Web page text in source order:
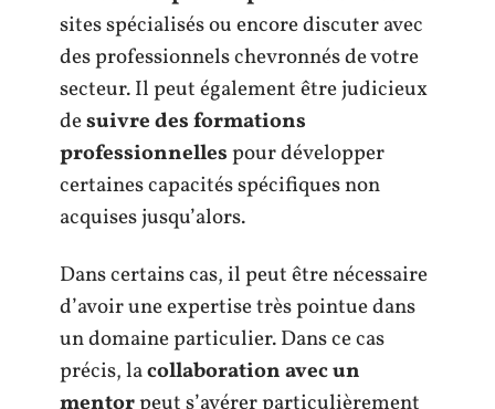
sites spécialisés ou encore discuter avec
des professionnels chevronnés de votre
secteur. Il peut également être judicieux
desuivre des formations
professionnellespour développer
certaines capacités spécifiques non
acquises jusqu’alors.
Dans certains cas, il peut être nécessaire
d’avoir une expertise très pointue dans
un domaine particulier. Dans ce cas
précis, lacollaboration avec un
mentorpeut s’avérer particulièrement